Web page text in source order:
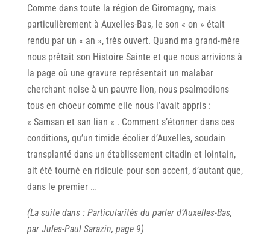
Comme dans toute la région de Giromagny, mais
particulièrement à Auxelles-Bas, le son « on » était
rendu par un « an », très ouvert. Quand ma grand-mère
nous prêtait son Histoire Sainte et que nous arrivions à
la page où une gravure représentait un malabar
cherchant noise à un pauvre lion, nous psalmodions
tous en choeur comme elle nous l’avait appris :
« Samsan et san lian « . Comment s’étonner dans ces
conditions, qu’un timide écolier d’Auxelles, soudain
transplanté dans un établissement citadin et lointain,
ait été tourné en ridicule pour son accent, d’autant que,
dans le premier …
(La suite dans : Particularités du parler d’Auxelles-Bas,
par Jules-Paul Sarazin, page 9)